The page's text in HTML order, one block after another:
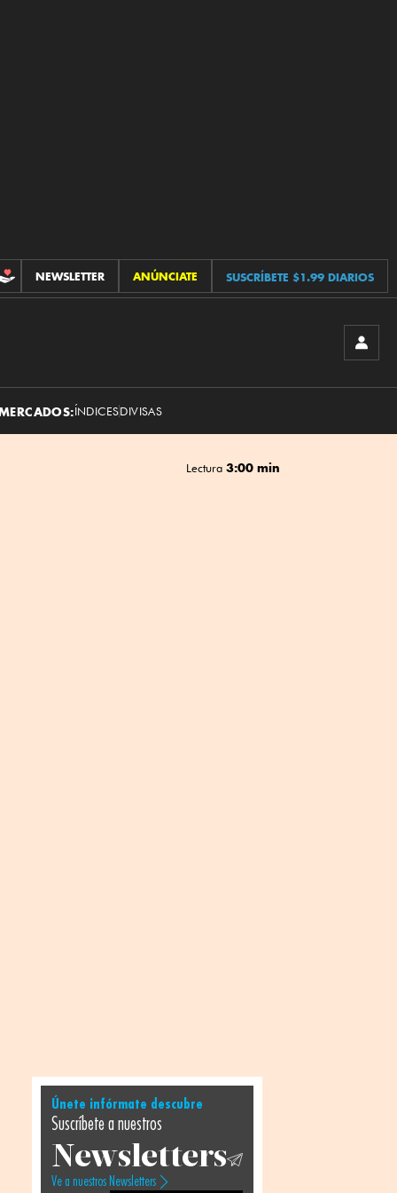
CONTRIBUCIONES
NEWSLETTER ANÚNCIATE SUSCRÍBETE $1.99 DIARIOS
ÍNDICESDIVISAS
Lectura 3:00 min
Únete infórmate descubre
Suscríbete a nuestros
Newsletters
Ve a nuestros Newsletters